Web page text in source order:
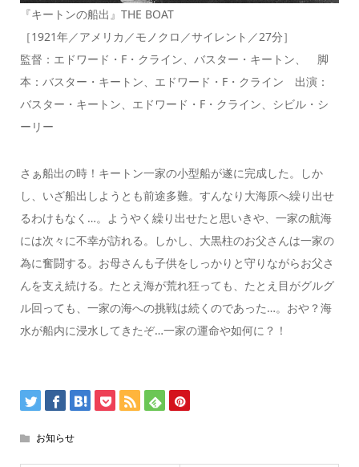
『キートンの船出』THE BOAT
［1921年／アメリカ／モノクロ／サイレント／27分］
監督：エドワード・F・クライン、バスター・キートン、 脚
本：バスター・キートン、エドワード・F・クライン 出演：
バスター・キートン、エドワード・F・クライン、シビル・シ
ーリー
さぁ船出の時！キートン一家の小型船が遂に完成した。しか
し、いざ船出しようとも前途多難。すんなり大海原へ繰り出せ
るわけもなく…。ようやく繰り出せたと思いきや、一家の航海
には次々に不幸が訪れる。しかし、大黒柱のお父さんは一家の
為に奮闘する。お母さんも子供をしっかりと守りながらお父さ
んを支え続ける。たとえ海が荒れ狂っても、たとえ目がグルグ
ル回っても、一家の海への挑戦は続くのであった…。おや？海
水が船内に浸水してきたぞ…一家の運命や如何に？！
お知らせ